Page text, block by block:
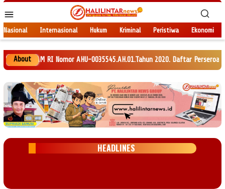
ke
kontenMobile
Nasional Internasional Hukum Kriminal Peristiwa Ekonomi
About
DAN HAM RI Nomor AHU-0035545.AH.01.Tahun 2020. Daftar Perseroan
HEADLINES